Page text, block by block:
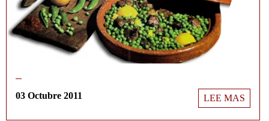
03 Octubre 2011 LEE MAS